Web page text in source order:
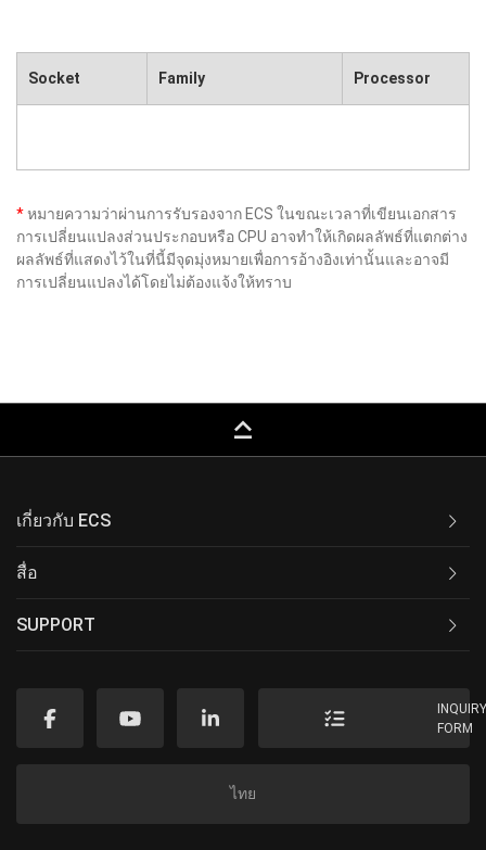
Socket Family Processor
*หมายความว่าผ่านการรับรองจาก ECS ในขณะเวลาที่เขียนเอกสาร
การเปลี่ยนแปลงส่วนประกอบหรือ CPU อาจทำให้เกิดผลลัพธ์ที่แตกต่าง
ผลลัพธ์ที่แสดงไว้ในที่นี้มีจุดมุ่งหมายเพื่อการอ้างอิงเท่านั้นและอาจมี
การเปลี่ยนแปลงได้โดยไม่ต้องแจ้งให้ทราบ
keyboard_capslock
เกี่ยวกับ ECS
สื่อ
SUPPORT
FORM
ไทย